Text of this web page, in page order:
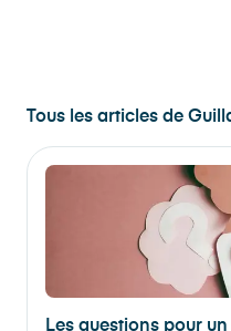
Tous les articles de
Les questions pour